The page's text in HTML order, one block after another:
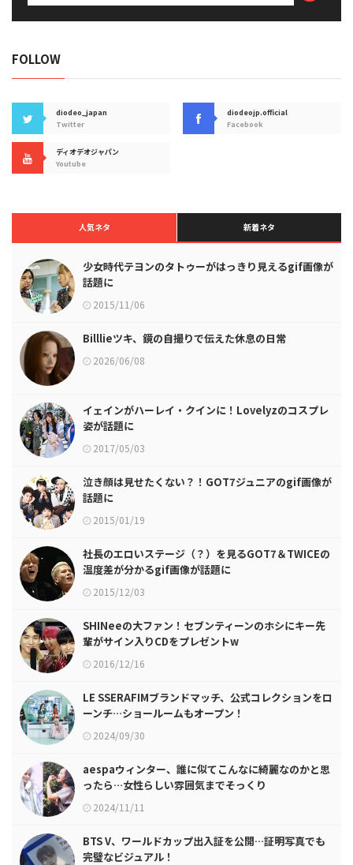
FOLLOW
diodeo_japan
Twitter
diodeojp.official
Facebook
ディオデオジャパン
Youtube
人気ネタ 新着ネタ
少女時代テヨンのタトゥーがはっきり見えるgif画像が
話題に
2015/11/06
Billlieツキ、鏡の自撮りで伝えた休息の日常
2026/06/08
イェインがハーレイ・クインに！Lovelyzのコスプレ
姿が話題に
2017/05/03
泣き顔は見せたくない？！GOT7ジュニアのgif画像が
話題に
2015/01/19
社長のエロいステージ（？）を見るGOT7＆TWICEの
温度差が分かるgif画像が話題に
2015/12/03
SHINeeの大ファン！セブンティーンのホシにキー先
輩がサイン入りCDをプレゼントw
2016/12/16
LE SSERAFIMブランドマッチ、公式コレクションをロ
ーンチ…ショールームもオープン！
2024/09/30
aespaウィンター、誰に似てこんなに綺麗なのかと思
ったら…女性らしい雰囲気までそっくり
2024/11/11
BTS V、ワールドカップ出入証を公開…証明写真でも
完璧なビジュアル！